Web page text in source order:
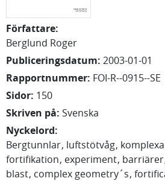
Författare:
Berglund Roger
Publiceringsdatum: 2003-01-01
Rapportnummer: FOI-R--0915--SE
Sidor: 150
Skriven på: Svenska
Nyckelord:
Bergtunnlar luftstötvåg
fortifikation experiment barriärer
blast complex geometry´s